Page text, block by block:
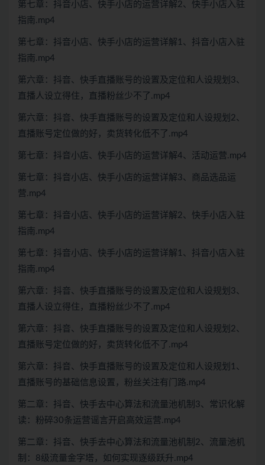
第七章：抖音小店、快手小店的运营详解2、快手小店入驻
指南.mp4
第七章：抖音小店、快手小店的运营详解1、抖音小店入驻
指南.mp4
第六章：抖音、快手直播账号的设置及定位和人设规划3、
直播人设立得住，直播粉丝少不了.mp4
第六章：抖音、快手直播账号的设置及定位和人设规划2、
直播账号定位做的好，卖货转化低不了.mp4
第七章：抖音小店、快手小店的运营详解4、活动运营.mp4
第七章：抖音小店、快手小店的运营详解3、商品选品运
营.mp4
第七章：抖音小店、快手小店的运营详解2、快手小店入驻
指南.mp4
第七章：抖音小店、快手小店的运营详解1、抖音小店入驻
指南.mp4
第六章：抖音、快手直播账号的设置及定位和人设规划3、
直播人设立得住，直播粉丝少不了.mp4
第六章：抖音、快手直播账号的设置及定位和人设规划2、
直播账号定位做的好，卖货转化低不了.mp4
第六章：抖音、快手直播账号的设置及定位和人设规划1、
直播账号的基础信息设置，粉丝关注有门路.mp4
第二章：抖音、快手去中心算法和流量池机制3、常识化解
读：粉碎30条运营谣言开启高效运营.mp4
第二章：抖音、快手去中心算法和流量池机制2、流量池机
制：8级流量金字塔，如何实现逐级跃升.mp4